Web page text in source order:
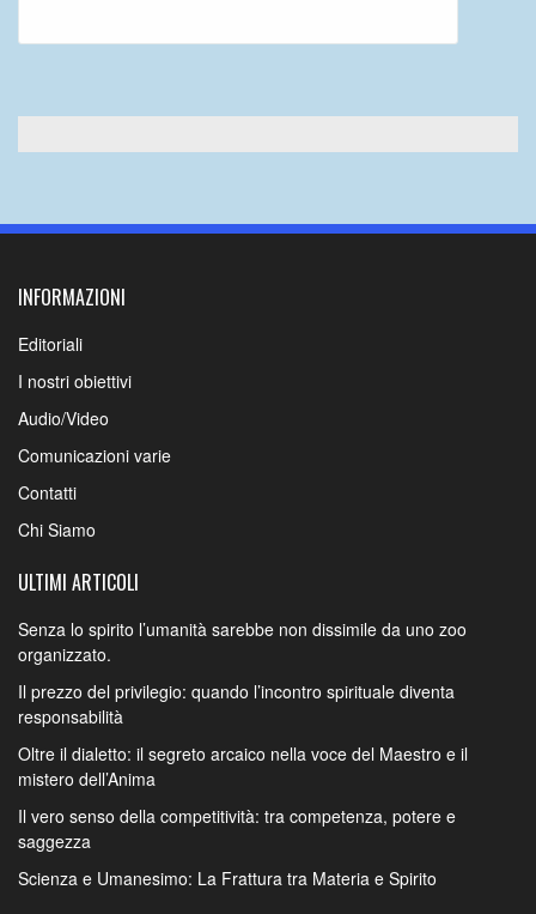
INFORMAZIONI
Editoriali
I nostri obiettivi
Audio/Video
Comunicazioni varie
Contatti
Chi Siamo
ULTIMI ARTICOLI
Senza lo spirito l’umanità sarebbe non dissimile da uno zoo
organizzato.
Il prezzo del privilegio: quando l’incontro spirituale diventa
responsabilità
Oltre il dialetto: il segreto arcaico nella voce del Maestro e il
mistero dell’Anima
Il vero senso della competitività: tra competenza, potere e
saggezza
Scienza e Umanesimo: La Frattura tra Materia e Spirito